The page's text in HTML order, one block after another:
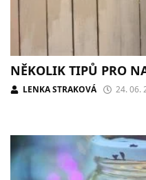
NĚKOLIK TIPŮ PRO
LENKA STRAKOVÁ 24. 06.